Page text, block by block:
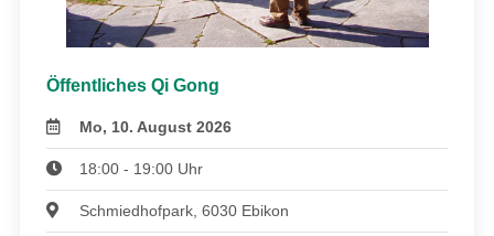
Öffentliches Qi Gong
Mo, 10. August 2026
18:00 - 19:00 Uhr
Schmiedhofpark, 6030 Ebikon